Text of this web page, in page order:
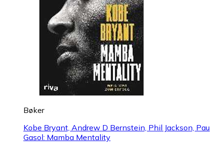
Bøker
Kobe Bryant, Andrew D Bernstein, Phil Jackson, Pau
Gasol: Mamba Mentality